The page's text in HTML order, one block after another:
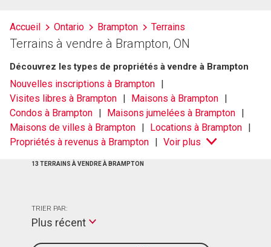
et
les
d'inscriptions
Accueil Ontario Brampton Terrains
Terrains à vendre à Brampton, ON
Découvrez les types de propriétés à vendre à Brampton
Nouvelles inscriptions à Brampton
Visites libres à Brampton
Maisons à Brampton
Condos à Brampton
Maisons jumelées à Brampton
Maisons de villes à Brampton
Locations à Brampton
Propriétés à revenus à Brampton
Voir plus
13 TERRAINS À VENDRE À BRAMPTON
TRIER PAR:
Plus récent